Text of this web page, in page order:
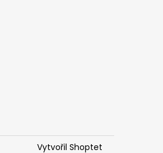
Vytvořil Shoptet